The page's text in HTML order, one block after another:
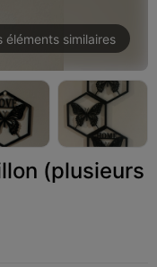
éléments similaires
(plusieurs